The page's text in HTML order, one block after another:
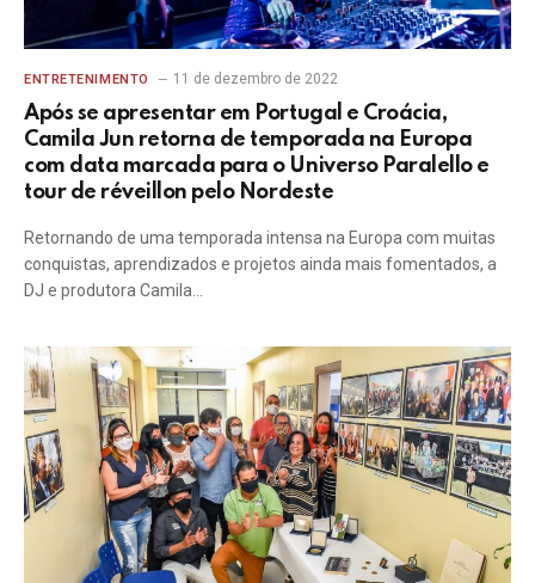
ENTRETENIMENTO 11 de dezembro de 2022
Após se apresentar em Portugal e Croácia,
Camila Jun retorna de temporada na Europa
com data marcada para o Universo Paralello e
tour de réveillon pelo Nordeste
Retornando de uma temporada intensa na Europa com muitas
conquistas, aprendizados e projetos ainda mais fomentados, a
DJ e produtora Camila…